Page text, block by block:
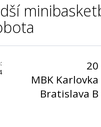
20
MBK Karlovka
Bratislava B